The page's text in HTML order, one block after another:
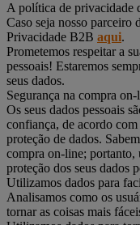
A política de privacidade
Caso seja nosso parceiro
Privacidade B2B aqui.
Prometemos respeitar a
pessoais! Estaremos
seus dados.
Segurança na compra
Os seus dados pessoais
confiança, de acordo
proteção de dados.
compra on-line; portanto,
proteção dos seus dados
Utilizamos dados para
Analisamos como os
tornar as coisas mais